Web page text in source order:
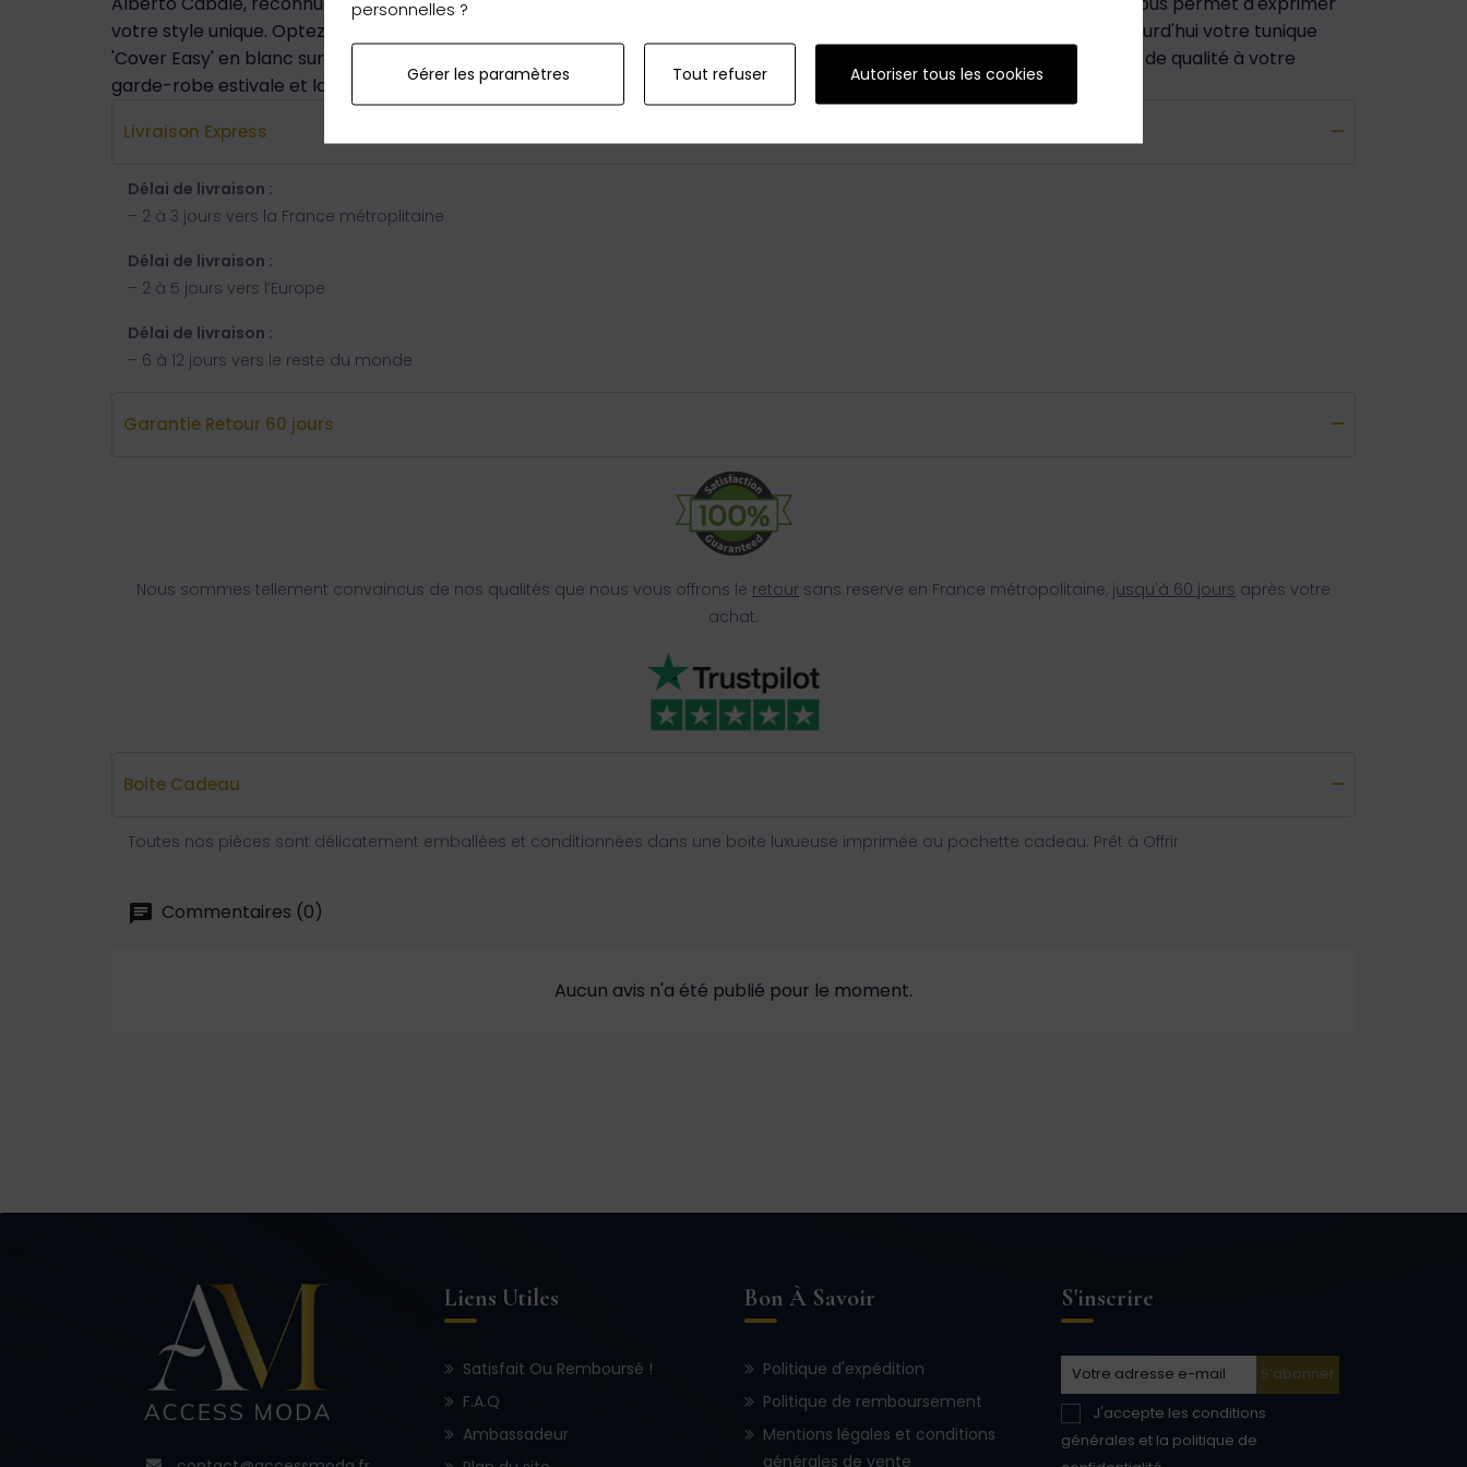
votre style unique. Optez pour le blanc pour un look épuré et chic lors de vos journées ensoleillées. Commandez dès aujourd'hui votre tunique
'Cover Easy' en blanc sur AccessModa et profitez d'une expérience de shopping sécurisée et rapide. Ajoutez cette pièce de qualité à votre
garde-robe estivale et laissez-vous séduire par le confort et le style incomparables qu'elle vous offre.
Livraison Express
Délai de livraison :
– 2 à 3 jours vers la France métroplitaine
Délai de livraison :
– 2 à 5 jours vers l’Europe
Délai de livraison :
– 6 à 12 jours vers le reste du monde
Garantie Retour 60 jours
Nous sommes tellement convaincus de nos qualités que nous vous offrons le retour sans reserve en France métropolitaine, jusqu'à 60 jours après votre
achat.
Boite Cadeau
Toutes nos pièces sont délicatement emballées et conditionnées dans une boite luxueuse imprimée ou pochette cadeau. Prêt à Offrir
Commentaires (0)
Aucun avis n'a été publié pour le moment.
Liens Utiles
Satisfait Ou Remboursé !
F.A.Q
Ambassadeur
Bon À Savoir
Politique d'expédition
Politique de remboursement
Mentions légales et conditions
générales de vente
S'inscrire
J'accepte les conditions
générales et la politique de
personnelles ?
Gérer les paramètres Tout refuser Autoriser tous les cookies